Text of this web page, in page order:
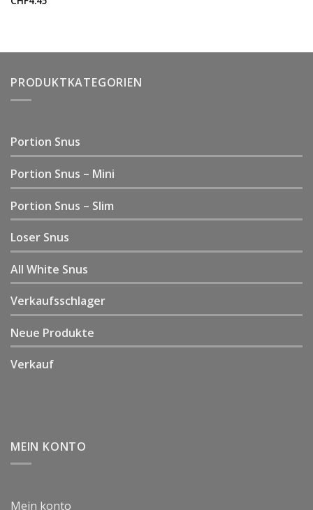
PRODUKTKATEGORIEN
Portion Snus
Portion Snus – Mini
Portion Snus – Slim
Loser Snus
All White Snus
Verkaufsschlager
Neue Produkte
Verkauf
MEIN KONTO
Mein konto